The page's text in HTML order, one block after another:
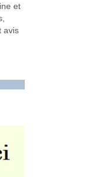
et
avis